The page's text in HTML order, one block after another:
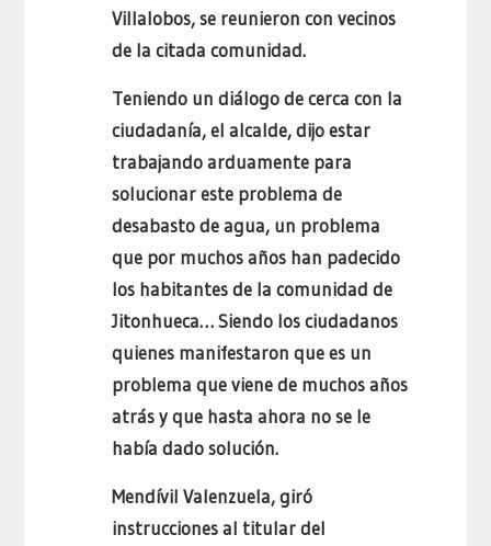
Villalobos, se reunieron con vecinos
de la citada comunidad.
Teniendo un diálogo de cerca con la
ciudadanía, el alcalde, dijo estar
trabajando arduamente para
solucionar este problema de
desabasto de agua, un problema
que por muchos años han padecido
los habitantes de la comunidad de
Jitonhueca… Siendo los ciudadanos
quienes manifestaron que es un
problema que viene de muchos años
atrás y que hasta ahora no se le
había dado solución.
Mendívil Valenzuela, giró
instrucciones al titular del